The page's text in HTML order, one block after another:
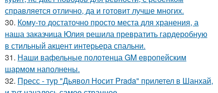
справляется отлично, да и готовит лучше многих.
30. Кому-то достаточно просто места для хранения, а
наша заказчица Юлия решила превратить гардеробную
в стильный акцент интерьера спальни.
31. Наши вафельные полотенца GM европейским
шармом наполнены.
32. Пресс - тур "Дьявол Носит Prada" прилетел в Шанхай,